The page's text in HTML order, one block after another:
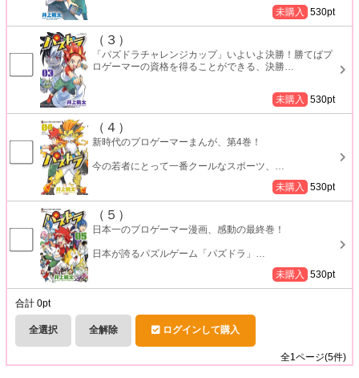
未購入
530pt
（３）
「パズドラチャレンジカップ」いよいよ決勝！勝てばプ
ロゲーマーの資格を得ることができる、決勝
未購入 530pt
（４）
新時代のプロゲーマーまんが、第4巻！
今の若者にとって一番クールなスポーツ、
未購入
530pt
（５）
日本一のプロゲーマー漫画、感動の最終巻！
日本が誇るパズルゲーム「パズドラ」
未購入
530pt
合計 0pt
全選択 全解除 ログインして購入
全1 ページ(5件)